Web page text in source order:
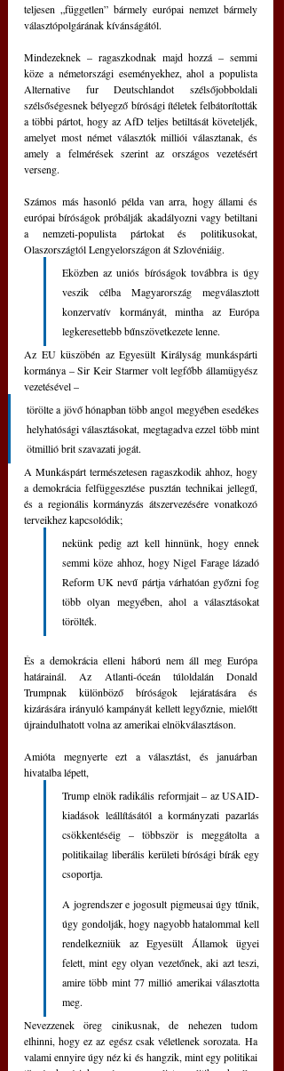
teljesen „független” bármely európai nemzet bármely
választópolgárának kívánságától.
Mindezeknek – ragaszkodnak majd hozzá – semmi
köze a németországi eseményekhez, ahol a populista
Alternative fur Deutschlandot szélsőjobboldali
szélsőségesnek bélyegző bírósági ítéletek felbátorították
a többi pártot, hogy az AfD teljes betiltását követeljék,
amelyet most német választók milliói választanak, és
amely a felmérések szerint az országos vezetésért
verseng.
Számos más hasonló példa van arra, hogy állami és
európai bíróságok próbálják akadályozni vagy betiltani
a nemzeti-populista pártokat és politikusokat,
Olaszországtól Lengyelországon át Szlovéniáig.
Eközben az uniós bíróságok továbbra is úgy
veszik célba Magyarország megválasztott
konzervatív kormányát, mintha az Európa
legkeresettebb bűnszövetkezete lenne.
Az EU küszöbén az Egyesült Királyság munkáspárti
kormánya – Sir Keir Starmer volt legfőbb államügyész
vezetésével –
törölte a jövő hónapban több angol megyében esedékes
helyhatósági választásokat, megtagadva ezzel több mint
ötmillió brit szavazati jogát.
A Munkáspárt természetesen ragaszkodik ahhoz, hogy
a demokrácia felfüggesztése pusztán technikai jellegű,
és a regionális kormányzás átszervezésére vonatkozó
terveikhez kapcsolódik;
nekünk pedig azt kell hinnünk, hogy ennek
semmi köze ahhoz, hogy Nigel Farage lázadó
Reform UK nevű pártja várhatóan győzni fog
több olyan megyében, ahol a választásokat
törölték.
És a demokrácia elleni háború nem áll meg Európa
határainál. Az Atlanti-óceán túloldalán Donald
Trumpnak különböző bíróságok lejáratására és
kizárására irányuló kampányát kellett legyőznie, mielőtt
újraindulhatott volna az amerikai elnökválasztáson.
Amióta megnyerte ezt a választást, és januárban
hivatalba lépett,
Trump elnök radikális reformjait – az USAID-
kiadások leállításától a kormányzati pazarlás
csökkentéséig – többször is meggátolta a
politikailag liberális kerületi bírósági bírák egy
csoportja.
A jogrendszer e jogosult pigmeusai úgy tűnik,
úgy gondolják, hogy nagyobb hatalommal kell
rendelkezniük az Egyesült Államok ügyei
felett, mint egy olyan vezetőnek, aki azt teszi,
amire több mint 77 millió amerikai választotta
meg.
Nevezzenek öreg cinikusnak, de nehezen tudom
elhinni, hogy ez az egész csak véletlenek sorozata. Ha
valami ennyire úgy néz ki és hangzik, mint egy politikai